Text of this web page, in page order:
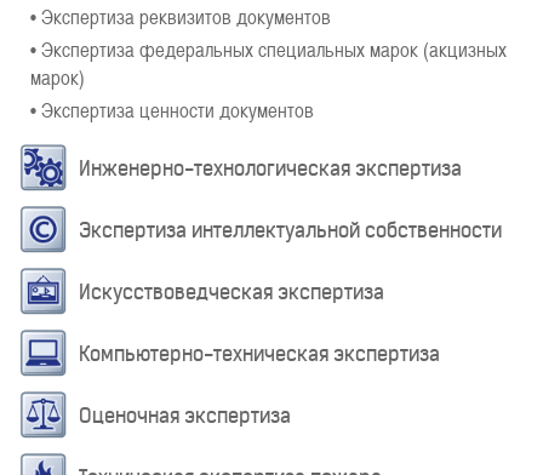
• Экспертиза реквизитов документов
• Экспертиза федеральных специальных марок (акцизных
марок)
• Экспертиза ценности документов
Инженерно-технологическая экспертиза
Экспертиза интеллектуальной собственности
Искусствоведческая экспертиза
Компьютерно-техническая экспертиза
Оценочная экспертиза